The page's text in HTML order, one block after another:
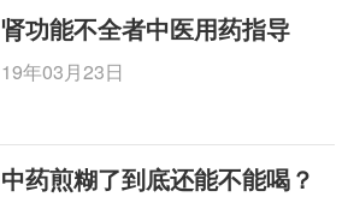
肾功能不全者中医用药指导
19年03月23日
中药煎糊了到底还能不能喝？